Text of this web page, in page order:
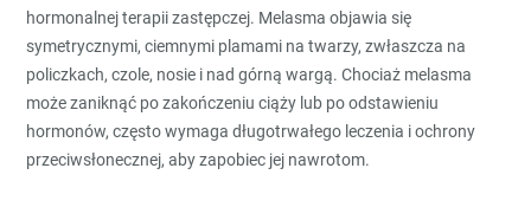
hormonalnej terapii zastępczej. Melasma objawia się
symetrycznymi, ciemnymi plamami na twarzy, zwłaszcza na
policzkach, czole, nosie i nad górną wargą. Chociaż melasma
może zaniknąć po zakończeniu ciąży lub po odstawieniu
hormonów, często wymaga długotrwałego leczenia i ochrony
przeciwsłonecznej, aby zapobiec jej nawrotom.